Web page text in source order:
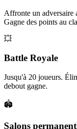
Affronte un adversaire
Gagne des points au
💥
Battle Royale
Jusqu'à 20 joueurs.
debout gagne.
🏟️
Salons